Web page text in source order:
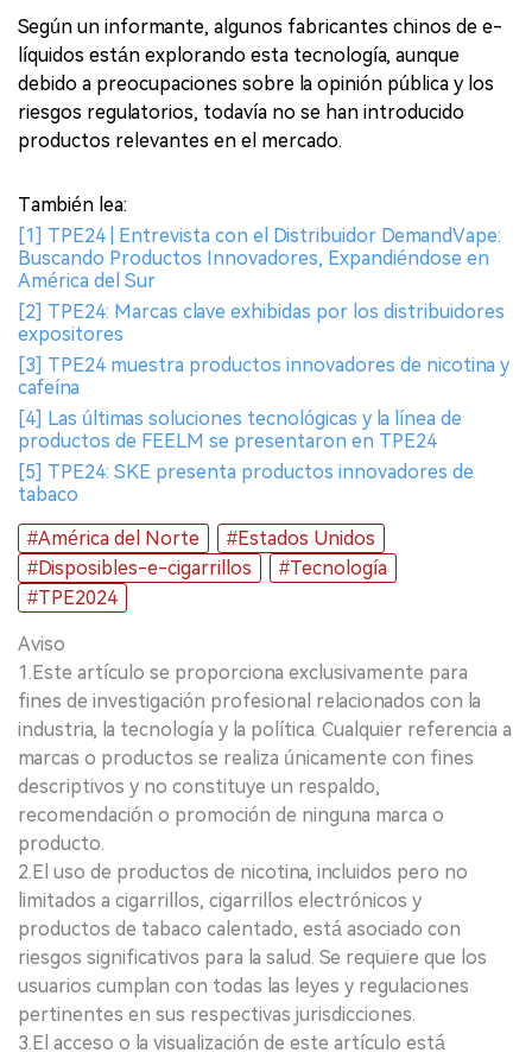
Según un informante, algunos fabricantes chinos de e-
líquidos están explorando esta tecnología, aunque
debido a preocupaciones sobre la opinión pública y los
riesgos regulatorios, todavía no se han introducido
productos relevantes en el mercado.
También lea:
[1] TPE24 | Entrevista con el Distribuidor DemandVape:
Buscando Productos Innovadores, Expandiéndose en
América del Sur
[2] TPE24: Marcas clave exhibidas por los distribuidores
expositores
[3] TPE24 muestra productos innovadores de nicotina y
cafeína
[4] Las últimas soluciones tecnológicas y la línea de
productos de FEELM se presentaron en TPE24
[5] TPE24: SKE presenta productos innovadores de
tabaco
#América del Norte
#Estados Unidos
#Disposibles-e-cigarrillos
#Tecnología
#TPE2024
Aviso
1.Este artículo se proporciona exclusivamente para
fines de investigación profesional relacionados con la
industria, la tecnología y la política. Cualquier referencia a
marcas o productos se realiza únicamente con fines
descriptivos y no constituye un respaldo,
recomendación o promoción de ninguna marca o
producto.
2.El uso de productos de nicotina, incluidos pero no
limitados a cigarrillos, cigarrillos electrónicos y
productos de tabaco calentado, está asociado con
riesgos significativos para la salud. Se requiere que los
usuarios cumplan con todas las leyes y regulaciones
pertinentes en sus respectivas jurisdicciones.
3.El acceso o la visualización de este artículo está